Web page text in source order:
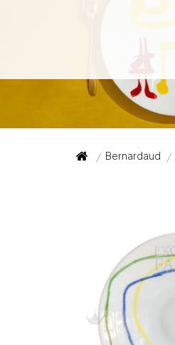
/ Bernardaud /